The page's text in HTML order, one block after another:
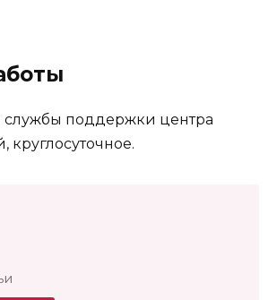
службы поддержки центра
круглосуточное.